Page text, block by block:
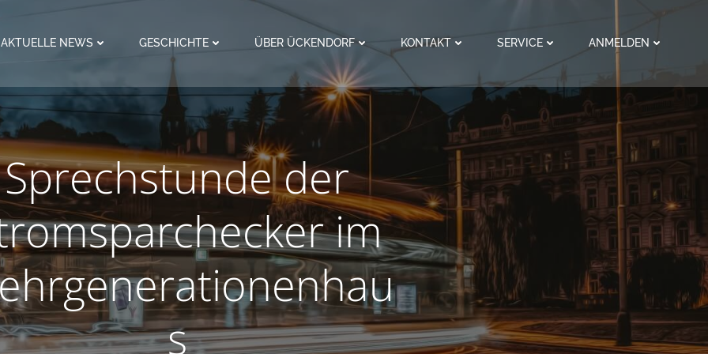
AKTUELLE NEWS GESCHICHTE ÜBER ÜCKENDORF KONTAKT SERVICE ANMELDEN
Sprechstunde der
im
s